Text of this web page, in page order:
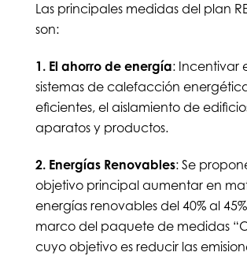
Las principales medidas del plan
son:
1. El ahorro de energía: Incentivar
sistemas de calefacción
eficientes, el aislamiento de
aparatos y productos.
2. Energías Renovables: Se
objetivo principal aumentar en
energías renovables del 40% al
marco del paquete de medidas
cuyo objetivo es reducir las